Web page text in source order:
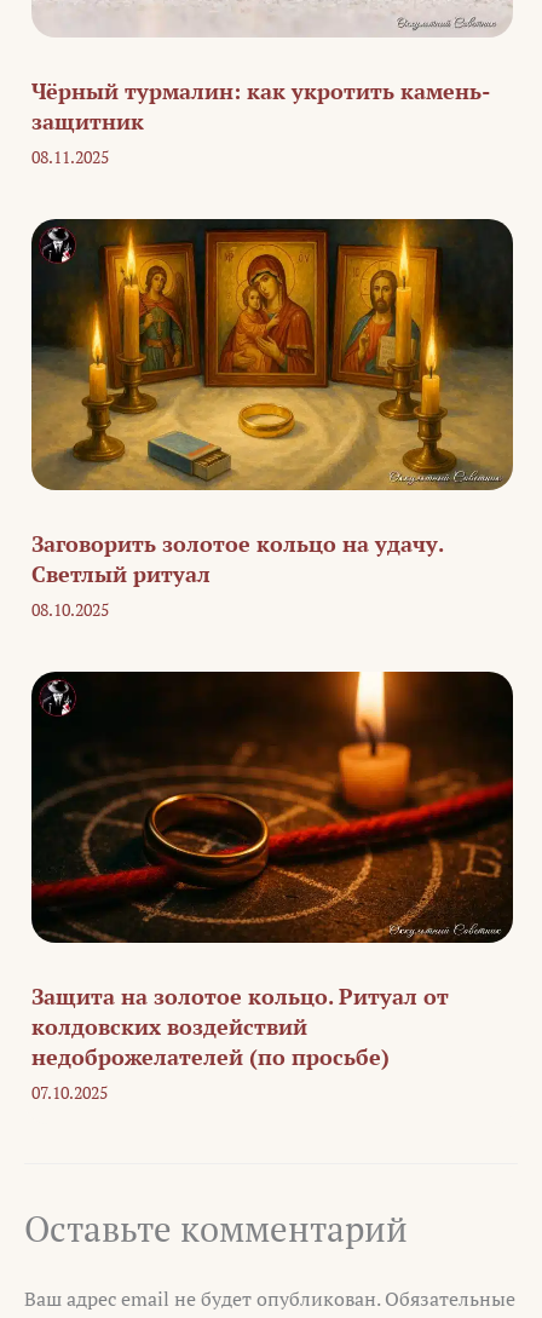
Чёрный турмалин: как укротить камень-
защитник
08.11.2025
Заговорить золотое кольцо на удачу.
Светлый ритуал
08.10.2025
Защита на золотое кольцо. Ритуал от
колдовских воздействий
недоброжелателей (по просьбе)
07.10.2025
Оставьте комментарий
Ваш адрес email не будет опубликован. Обязательные